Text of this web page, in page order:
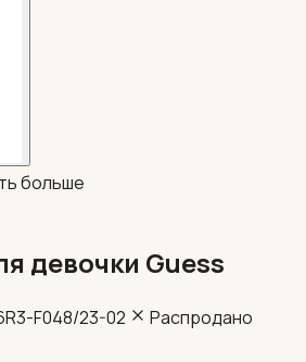
больше
девочки Guess
F048/23-02
Распродано